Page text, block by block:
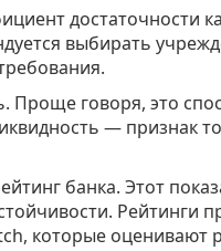
достаточности
выбирать
Проще говоря, это
— признак
банка. Этот
Рейтинги
которые оценивают